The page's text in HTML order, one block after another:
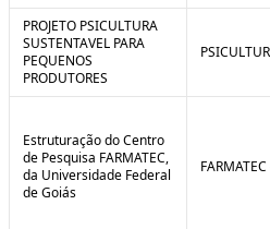
PROJETO PSICULTURA
SUSTENTAVEL PARA
PEQUENOS
PRODUTORES
Estruturação do Centro
de Pesquisa FARMATEC,
da Universidade Federal
de Goiás